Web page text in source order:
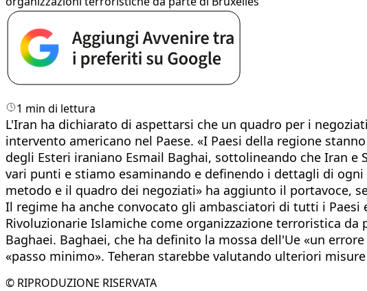
1 min di lettura
L'Iran ha dichiarato di aspettarsi che un quadro per i
intervento americano nel Paese. «I Paesi della regione
degli Esteri iraniano Esmail Baghai, sottolineando che Iran
vari punti e stiamo esaminando e definendo i dettagli di
metodo e il quadro dei negoziati» ha aggiunto il portavoce,
Il regime ha anche convocato gli ambasciatori di tutti i Paesi
Rivoluzionarie Islamiche come organizzazione terroristica
Baghaei. Baghaei, che ha definito la mossa dell'Ue «un
«passo minimo». Teheran starebbe valutando ulteriori
© RIPRODUZIONE RISERVATA